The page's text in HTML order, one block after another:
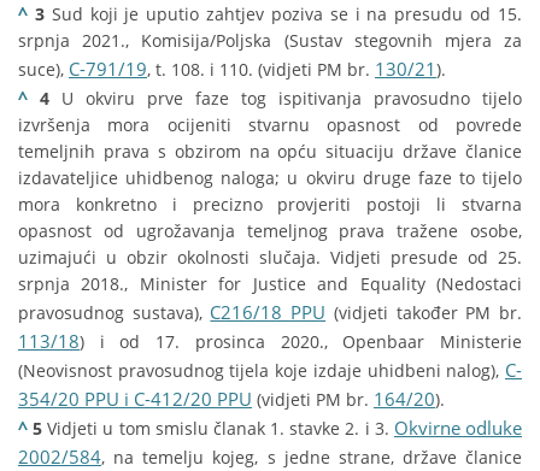
^ 3Sud koji je uputio zahtjev poziva se i na presudu od 15.
srpnja 2021., Komisija/Poljska (Sustav stegovnih mjera za
suce), C-791/19, t. 108. i 110. (vidjeti PM br. 130/21).
^ 4 U okviru prve faze tog ispitivanja pravosudno tijelo
izvršenja mora ocijeniti stvarnu opasnost od povrede
temeljnih prava s obzirom na opću situaciju države članice
izdavateljice uhidbenog naloga; u okviru druge faze to tijelo
mora konkretno i precizno provjeriti postoji li stvarna
opasnost od ugrožavanja temeljnog prava tražene osobe,
uzimajući u obzir okolnosti slučaja. Vidjeti presude od 25.
srpnja 2018., Minister for Justice and Equality (Nedostaci
pravosudnog sustava), C216/18 PPU (vidjeti također PM br.
113/18) i od 17. prosinca 2020., Openbaar Ministerie
(Neovisnost pravosudnog tijela koje izdaje uhidbeni nalog), C-
354/20 PPU i C-412/20 PPU (vidjeti PM br. 164/20).
^5 Vidjeti u tom smislu članak 1. stavke 2. i 3. Okvirne odluke
2002/584, na temelju kojeg, s jedne strane, države članice